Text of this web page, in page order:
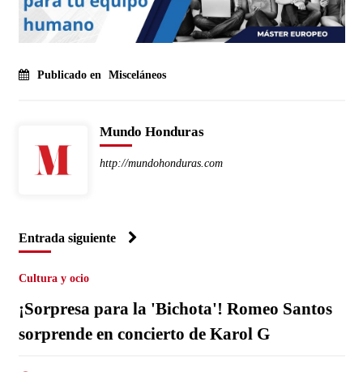
Publicado en Misceláneos
Mundo Honduras
http://mundohonduras.com
Entrada siguiente
Cultura y ocio
¡Sorpresa para la 'Bichota'! Romeo Santos
sorprende en concierto de Karol G